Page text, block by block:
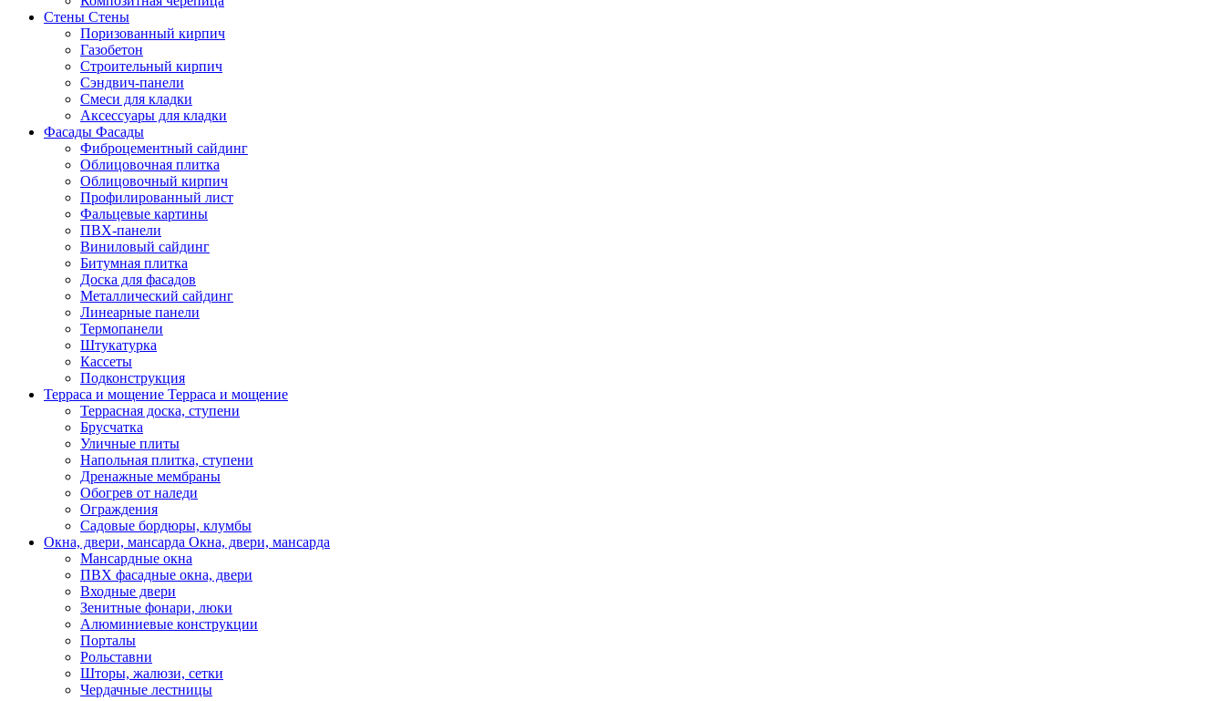
Стены Стены
Поризованный кирпич
Газобетон
Строительный кирпич
Сэндвич-панели
Смеси для кладки
Аксессуары для кладки
Фасады Фасады
Фиброцементный сайдинг
Облицовочная плитка
Облицовочный кирпич
Профилированный лист
Фальцевые картины
ПВХ-панели
Виниловый сайдинг
Битумная плитка
Доска для фасадов
Металлический сайдинг
Линеарные панели
Термопанели
Штукатурка
Кассеты
Подконструкция
Терраса и мощение Терраса и мощение
Террасная доска, ступени
Брусчатка
Уличные плиты
Напольная плитка, ступени
Дренажные мембраны
Обогрев от наледи
Ограждения
Садовые бордюры, клумбы
Окна, двери, мансарда Окна, двери, мансарда
Мансардные окна
ПВХ фасадные окна, двери
Входные двери
Зенитные фонари, люки
Алюминиевые конструкции
Порталы
Рольставни
Шторы, жалюзи, сетки
Чердачные лестницы